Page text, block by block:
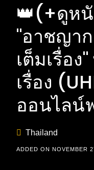
👑(+ดูห
"อาชญา
เต็มเรื่อง
เรื่อง
ออนไลน์
Thailand
ADDED ON NOVEMBER